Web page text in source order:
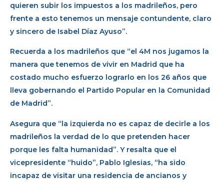
quieren subir los impuestos a los madrileños, pero
frente a esto tenemos un mensaje contundente, claro
y sincero de Isabel Díaz Ayuso”.
Recuerda a los madrileños que “el 4M nos jugamos la
manera que tenemos de vivir en Madrid que ha
costado mucho esfuerzo lograrlo en los 26 años que
lleva gobernando el Partido Popular en la Comunidad
de Madrid”.
Asegura que “la izquierda no es capaz de decirle a los
madrileños la verdad de lo que pretenden hacer
porque les falta humanidad”. Y resalta que el
vicepresidente “huido”, Pablo Iglesias, “ha sido
incapaz de visitar una residencia de ancianos y